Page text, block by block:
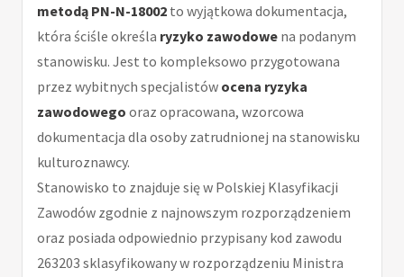
metodą PN-N-18002 to wyjątkowa dokumentacja,
która ściśle określa ryzyko zawodowe na podanym
stanowisku. Jest to kompleksowo przygotowana
przez wybitnych specjalistów ocena ryzyka
zawodowego oraz opracowana, wzorcowa
dokumentacja dla osoby zatrudnionej na stanowisku
kulturoznawcy.
Stanowisko to znajduje się w Polskiej Klasyfikacji
Zawodów zgodnie z najnowszym rozporządzeniem
oraz posiada odpowiednio przypisany kod zawodu
263203 sklasyfikowany w rozporządzeniu Ministra